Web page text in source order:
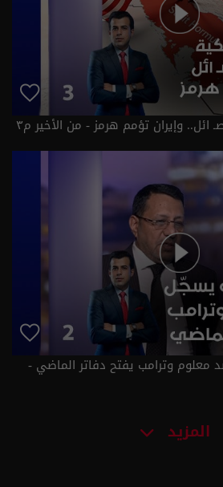
رسالة أمريكية بمنع الفصـ ائل.. وإيران تؤمم هرمز - من الأخير م٣
معلوم وترامب يفتح دفاتر الماضي -
المزيد